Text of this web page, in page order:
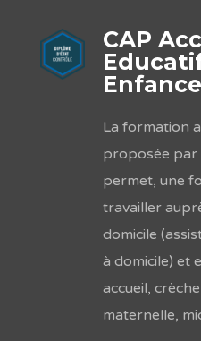
CAP
La formation
proposée par
permet, une
travailler
domicile
à domicile) et
accueil,
maternelle,